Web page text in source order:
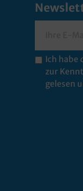
Ich habe
zur
gelesen